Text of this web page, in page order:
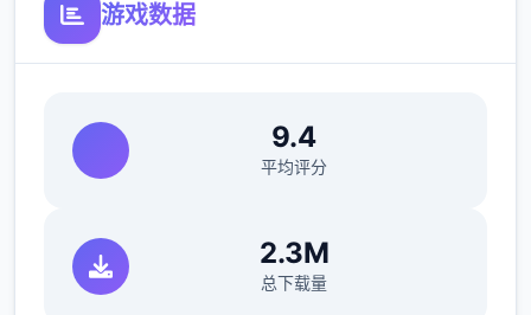
游戏数据
9.4
平均评分
2.3M
总下载量